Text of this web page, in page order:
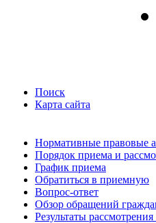
Поиск
Карта сайта
Нормативные правовые
Порядок приема и
График приема
Обратиться в приемную
Вопрос-ответ
Обзор обращений
Результаты